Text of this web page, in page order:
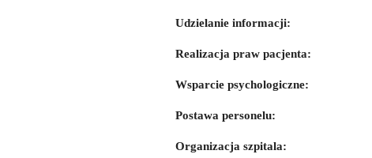
Udzielanie informacji:
Realizacja praw pacjenta:
Wsparcie psychologiczne:
Postawa personelu:
Organizacja szpitala: